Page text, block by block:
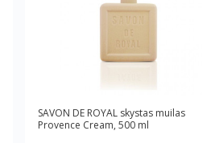
SAVON DE ROYAL skystas muilas
Provence Cream, 500 ml